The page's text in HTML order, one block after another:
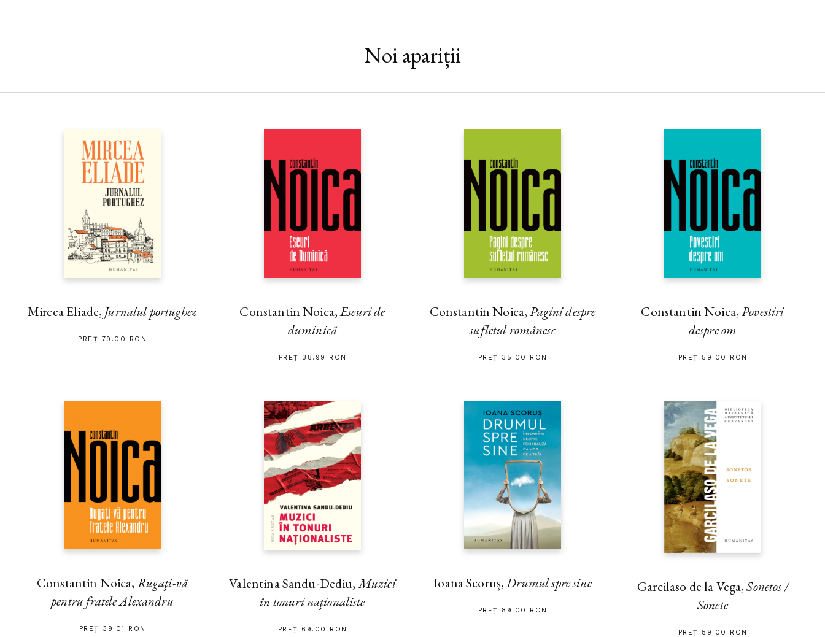
de-a lungul romanului, diverse feluri de a-nțelege realitatea:
orășelul Văralia, unde se petrec întâmplările din carte, are
Noi apariții
Mircea Eliade, Jurnalul portughez
PREȚ 79.00 RON
Constantin Noica,Eseuri de
duminică
PREȚ 38.99 RON
Constantin Noica,Pagini despre
sufletul românesc
PREȚ 35.00 RON
Constantin Noica,Povestiri
despre om
PREȚ 59.00 RON
Constantin Noica, Rugaţi-vă
pentru fratele Alexandru
PREȚ 39.01 RON
Valentina Sandu-Dediu,Muzici
în tonuri naţionaliste
PREȚ 69.00 RON
Ioana Scoruș,Drumul spre sine
PREȚ 89.00 RON
Garcilaso de la Vega,Sonetos /
Sonete
PREȚ 59.00 RON